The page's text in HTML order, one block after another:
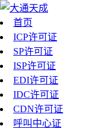
首页
ICP许可证
SP许可证
ISP许可证
EDI许可证
IDC许可证
CDN许可证
呼叫中心证